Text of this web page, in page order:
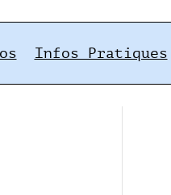
Infos Pratiques